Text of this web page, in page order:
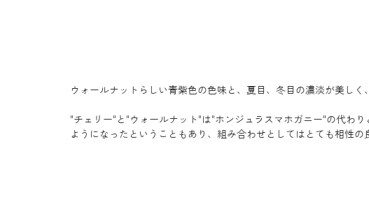
ウォールナットらしい青紫色の色味と、夏目、冬目の濃淡が美しく
"チェリー"と"ウォールナット"は"ホンジュラスマホガニー"の代わ
ようになったということもあり、組み合わせとしてはとても相性の